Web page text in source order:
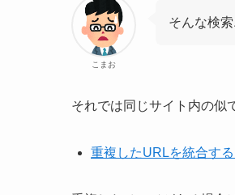
こまお
そんな検
それでは同じサイト内の似
重複したURLを統合す